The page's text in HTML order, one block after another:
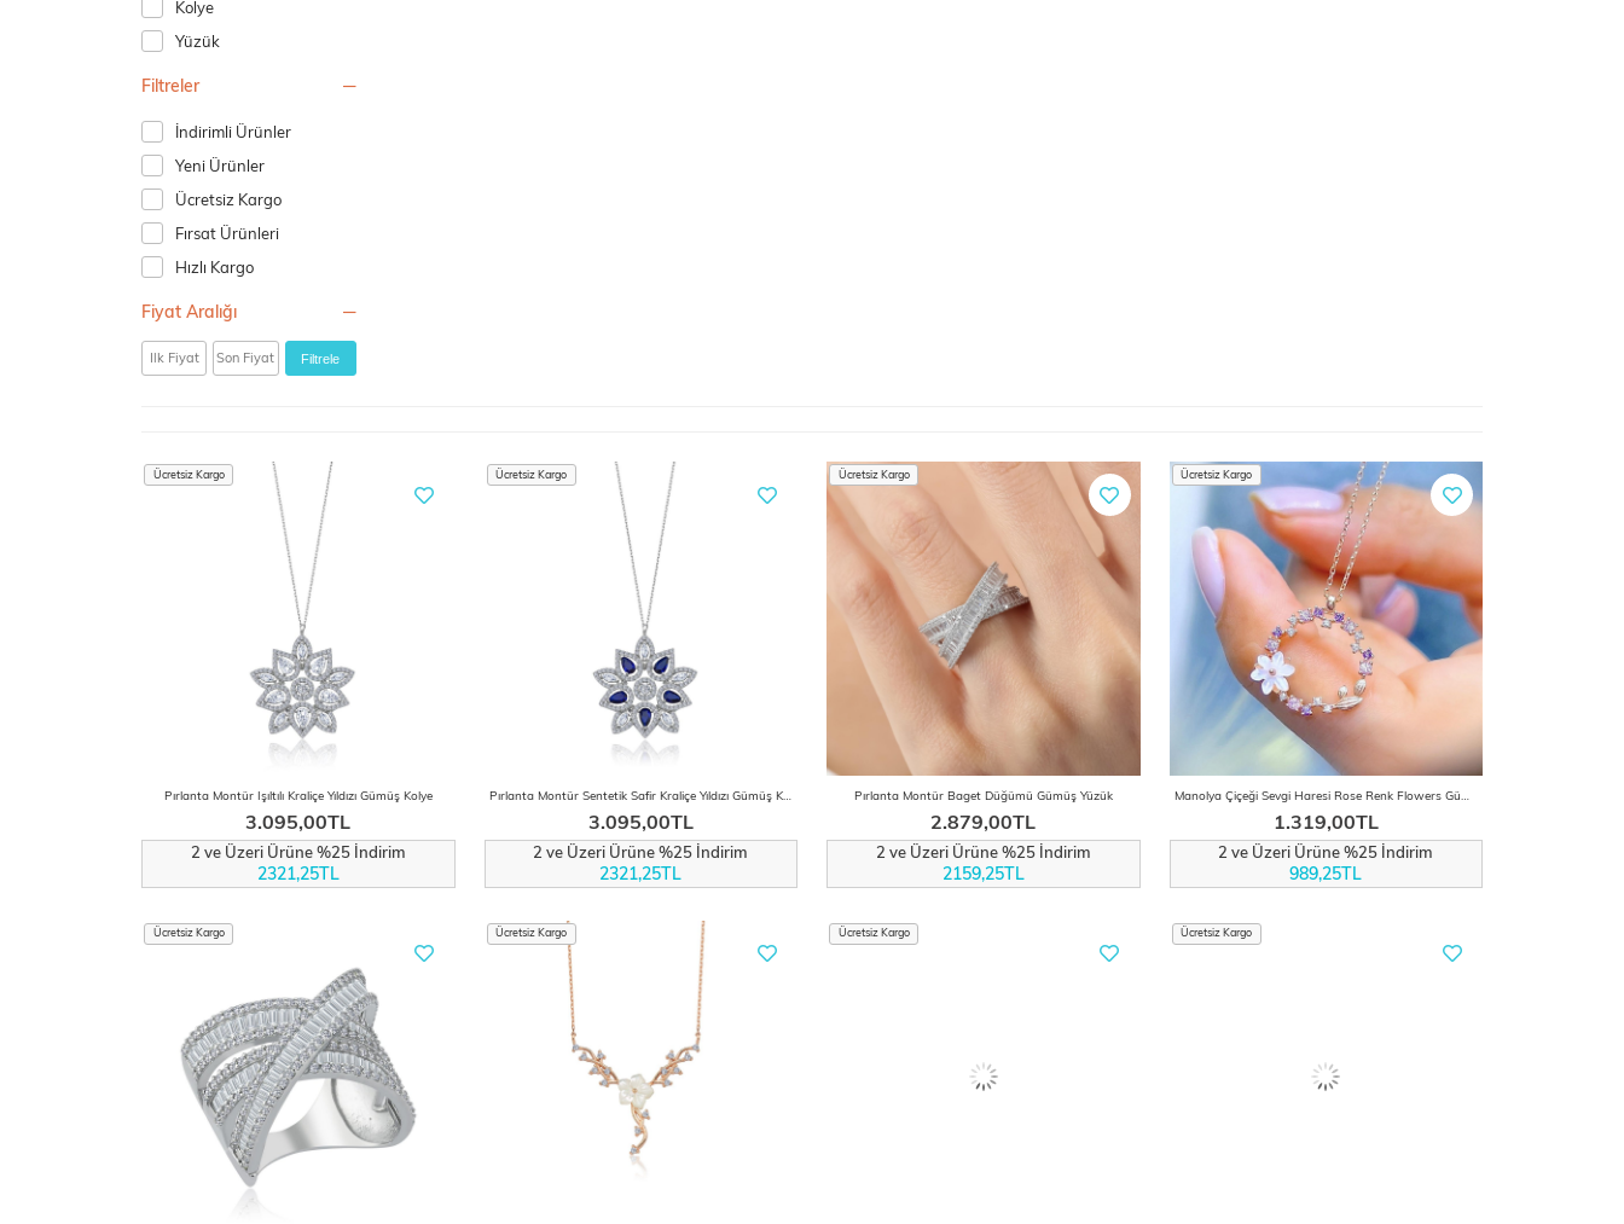
Kolye
Yüzük
Filtreler
İndirimli Ürünler
Yeni Ürünler
Ücretsiz Kargo
Fırsat Ürünleri
Hızlı Kargo
Fiyat Aralığı
Filtrele
Pırlanta Montür Işıltılı Kraliçe Yıldızı Gümüş Kolye
3.095,00TL
Ücretsiz Kargo
2 ve Üzeri Ürüne %25 İndirim
2321,25TL
Pırlanta Montür Sentetik Safir Kraliçe Yıldızı Gümüş Kolye
3.095,00TL
Ücretsiz Kargo
2 ve Üzeri Ürüne %25 İndirim
2321,25TL
Pırlanta Montür Baget Düğümü Gümüş Yüzük
2.879,00TL
Ücretsiz Kargo
2 ve Üzeri Ürüne %25 İndirim
2159,25TL
Manolya Çiçeği Sevgi Haresi Rose Renk Flowers Gümüş Kolye
1.319,00TL
Ücretsiz Kargo
2 ve Üzeri Ürüne %25 İndirim
989,25TL
Ücretsiz Kargo Ücretsiz Kargo Ücretsiz Kargo Ücretsiz Kargo